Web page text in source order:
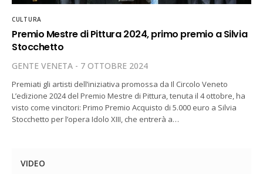
CULTURA
Premio Mestre di Pittura 2024, primo premio a Silvia
Stocchetto
GENTE VENETA 7 OTTOBRE 2024
Premiati gli artisti dell’iniziativa promossa da Il Circolo Veneto
L’edizione 2024 del Premio Mestre di Pittura, tenuta il 4 ottobre, ha
visto come vincitori: Primo Premio Acquisto di 5.000 euro a Silvia
Stocchetto per l’opera Idolo XIII, che entrerà a…
VIDEO